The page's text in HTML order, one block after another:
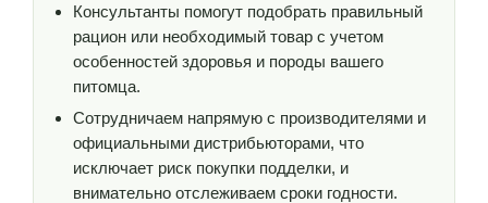
Консультанты помогут подобрать правильный
рацион или необходимый товар с учетом
особенностей здоровья и породы вашего
питомца.
Сотрудничаем напрямую с производителями и
официальными дистрибьюторами, что
исключает риск покупки подделки, и
внимательно отслеживаем сроки годности.